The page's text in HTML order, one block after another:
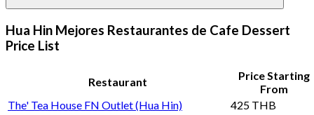
Hua Hin Mejores Restaurantes de Cafe Dessert
Price List
Restaurant
Price Starting
From
The' Tea House FN Outlet (Hua Hin)
425 THB